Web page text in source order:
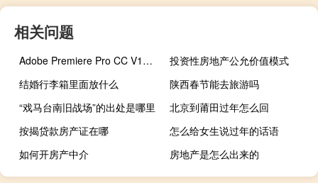
相关问题
Adobe Premiere Pro CC V13.0.2 破解版（Adobe Premiere Pro CC V13.0.2 破解版功能简介）
投资性房地产公允价值模式
结婚行李箱里面放什么
陕西春节能去旅游吗
“戏马台南旧战场”的出处是哪里
北京到莆田过年怎么回
按揭贷款房产证在哪
怎么给女生说过年的话语
如何开房产中介
房地产是怎么出来的